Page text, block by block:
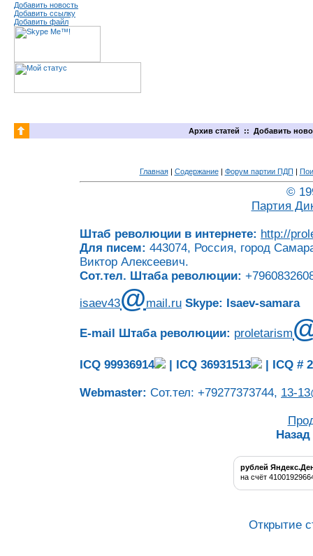
Добавить новость
Добавить ссылку
Добавить файл
Архив статей :: Добавить
Главная| Содержание| Форум партии ПДП |
©
Партия
Штаб революции в интернете: http://
Для писем: 443074, Россия, город
Виктор Алексеевич.
Сот.тел. Штаба революции:
isaev43@mail.ru Skype: Isaev-samara
E-mail Штаба революции: proletarism
ICQ 99936914 | ICQ 36931513 | ICQ #
Webmaster: Сот.тел: +79277373744, 13-
Назад
рублей
на счёт
Открытие